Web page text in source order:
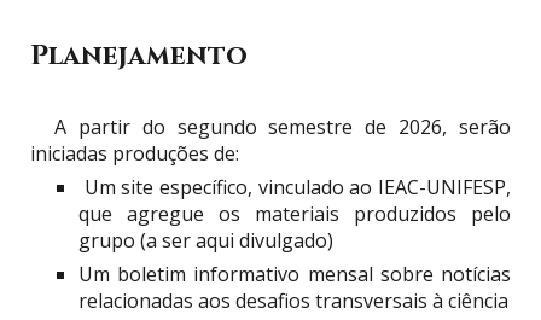
Planejamento
A partir do segundo semestre de 2026, serão
iniciadas produções de:
Um site específico, vinculado ao IEAC-UNIFESP,
que agregue os materiais produzidos pelo
grupo (a ser aqui divulgado)
Um boletim informativo mensal sobre notícias
relacionadas aos desafios transversais à ciência